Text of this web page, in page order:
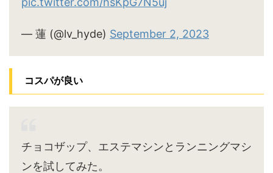
— 蓮 (@lv_hyde) September 2, 2023
コスパが良い
チョコザップ、エステマシンとランニングマシ
ンを試してみた。